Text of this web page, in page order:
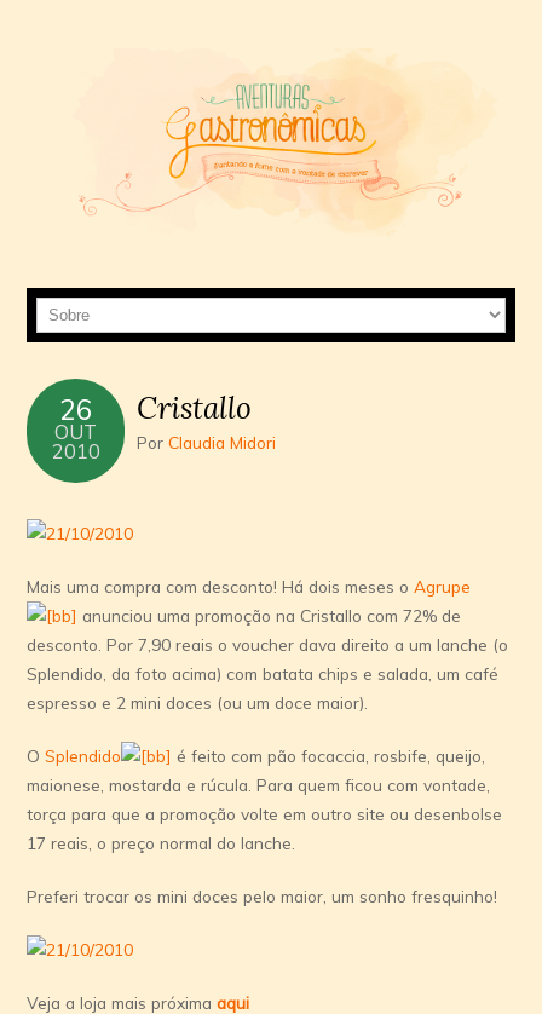
26
OUT
2010
Cristallo
PorClaudia Midori
Mais uma compra com desconto! Há dois meses oAgrupe
anunciou uma promoção na Cristallo com 72% de
desconto. Por 7,90 reais o voucher dava direito a um lanche (o
Splendido, da foto acima) com batata chips e salada, um café
espresso e 2 mini doces (ou um doce maior).
OSplendido
é feito com pão focaccia, rosbife, queijo,
maionese, mostarda e rúcula. Para quem ficou com vontade,
torça para que a promoção volte em outro site ou desenbolse
17 reais, o preço normal do lanche.
Preferi trocar os mini doces pelo maior, um sonho fresquinho!
Veja a loja mais próximaaqui